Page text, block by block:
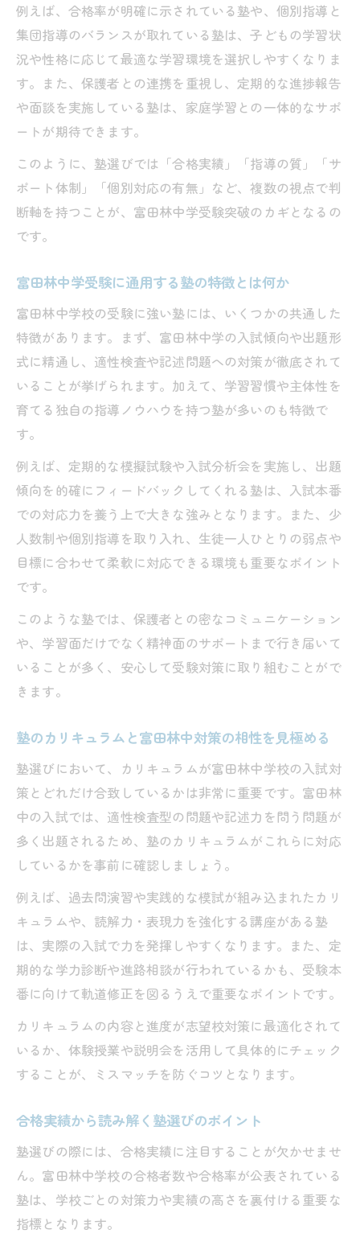
塾指導で差がつく富田林中学合格のポイン
ト
塾で磨く富田林中学校合格への実力
塾の適性検査対策で伸ばす表現力と論理力
塾で身につく富田林中学合格レベルの基礎
塾指導で実践する過去問演習の重要性と効
由
受験倍率にも負けない学習計画の立て方
塾を活用した富田林中学高倍率突破の学習
法
合格を目指す塾での効果的な学習スケジュ
ール
析
塾が提案する受験直前対策と計画立案の秘
訣
塾の進捗管理で学習計画を確実に実行する
には
富田林中学校合格発表を見据えた塾選びの
重要性
塾の情報提供力が受験結果に与える影響と
げる
塾のサポート体制と富田林中合格までの道
筋
塾の進学相談が富田林中学受験成功の鍵と
なる
塾選びで子どもの個性と目標に合う環境を
探す
塾の講師・サポート体制が子どもを伸ばす
理由
正
塾と家庭の連携が子どもの学力向上を支え
る
塾選択で子どもの将来と進路設計を考える
例えば、合格率が明確に示されている塾や、個別指導と
集団指導のバランスが取れている塾は、子どもの学習状
況や性格に応じて最適な学習環境を選択しやすくなりま
す。また、保護者との連携を重視し、定期的な進捗報告
や面談を実施している塾は、家庭学習との一体的なサポ
ートが期待できます。
このように、塾選びでは「合格実績」「指導の質」「サ
ポート体制」「個別対応の有無」など、複数の視点で判
断軸を持つことが、富田林中学受験突破のカギとなるの
です。
富田林中学受験に通用する塾の特徴とは何か
富田林中学校の受験に強い塾には、いくつかの共通した
特徴があります。まず、富田林中学の入試傾向や出題形
式に精通し、適性検査や記述問題への対策が徹底されて
いることが挙げられます。加えて、学習習慣や主体性を
育てる独自の指導ノウハウを持つ塾が多いのも特徴で
す。
例えば、定期的な模擬試験や入試分析会を実施し、出題
傾向を的確にフィードバックしてくれる塾は、入試本番
での対応力を養う上で大きな強みとなります。また、少
人数制や個別指導を取り入れ、生徒一人ひとりの弱点や
目標に合わせて柔軟に対応できる環境も重要なポイント
です。
このような塾では、保護者との密なコミュニケーション
や、学習面だけでなく精神面のサポートまで行き届いて
いることが多く、安心して受験対策に取り組むことがで
きます。
塾のカリキュラムと富田林中対策の相性を見極める
塾選びにおいて、カリキュラムが富田林中学校の入試対
策とどれだけ合致しているかは非常に重要です。富田林
中の入試では、適性検査型の問題や記述力を問う問題が
多く出題されるため、塾のカリキュラムがこれらに対応
しているかを事前に確認しましょう。
例えば、過去問演習や実践的な模試が組み込まれたカリ
キュラムや、読解力・表現力を強化する講座がある塾
は、実際の入試で力を発揮しやすくなります。また、定
期的な学力診断や進路相談が行われているかも、受験本
番に向けて軌道修正を図るうえで重要なポイントです。
カリキュラムの内容と進度が志望校対策に最適化されて
いるか、体験授業や説明会を活用して具体的にチェック
することが、ミスマッチを防ぐコツとなります。
合格実績から読み解く塾選びのポイント
塾選びの際には、合格実績に注目することが欠かせませ
ん。富田林中学校の合格者数や合格率が公表されている
塾は、学校ごとの対策力や実績の高さを裏付ける重要な
指標となります。